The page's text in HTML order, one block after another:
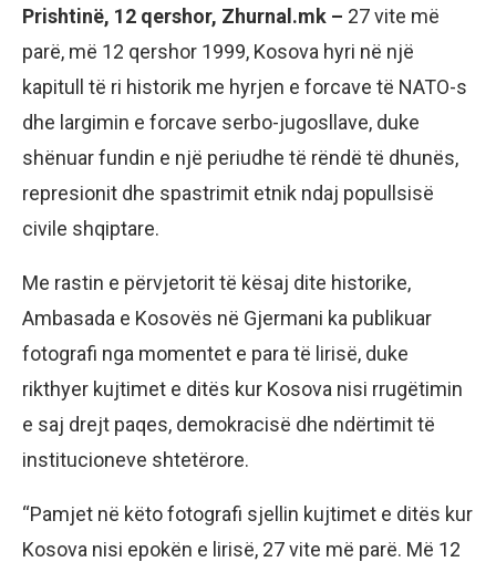
Prishtinë, 12 qershor, Zhurnal.mk – 27 vite më
parë, më 12 qershor 1999, Kosova hyri në një
kapitull të ri historik me hyrjen e forcave të NATO-s
dhe largimin e forcave serbo-jugosllave, duke
shënuar fundin e një periudhe të rëndë të dhunës,
represionit dhe spastrimit etnik ndaj popullsisë
civile shqiptare.
Me rastin e përvjetorit të kësaj dite historike,
Ambasada e Kosovës në Gjermani ka publikuar
fotografi nga momentet e para të lirisë, duke
rikthyer kujtimet e ditës kur Kosova nisi rrugëtimin
e saj drejt paqes, demokracisë dhe ndërtimit të
institucioneve shtetërore.
“Pamjet në këto fotografi sjellin kujtimet e ditës kur
Kosova nisi epokën e lirisë, 27 vite më parë. Më 12